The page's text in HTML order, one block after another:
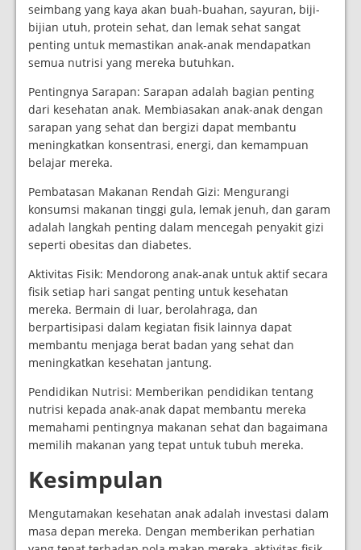
seimbang yang kaya akan buah-buahan, sayuran, biji-
bijian utuh, protein sehat, dan lemak sehat sangat
penting untuk memastikan anak-anak mendapatkan
semua nutrisi yang mereka butuhkan.
Pentingnya Sarapan: Sarapan adalah bagian penting
dari kesehatan anak. Membiasakan anak-anak dengan
sarapan yang sehat dan bergizi dapat membantu
meningkatkan konsentrasi, energi, dan kemampuan
belajar mereka.
Pembatasan Makanan Rendah Gizi: Mengurangi
konsumsi makanan tinggi gula, lemak jenuh, dan garam
adalah langkah penting dalam mencegah penyakit gizi
seperti obesitas dan diabetes.
Aktivitas Fisik: Mendorong anak-anak untuk aktif secara
fisik setiap hari sangat penting untuk kesehatan
mereka. Bermain di luar, berolahraga, dan
berpartisipasi dalam kegiatan fisik lainnya dapat
membantu menjaga berat badan yang sehat dan
meningkatkan kesehatan jantung.
Pendidikan Nutrisi: Memberikan pendidikan tentang
nutrisi kepada anak-anak dapat membantu mereka
memahami pentingnya makanan sehat dan bagaimana
memilih makanan yang tepat untuk tubuh mereka.
Kesimpulan
Mengutamakan kesehatan anak adalah investasi dalam
masa depan mereka. Dengan memberikan perhatian